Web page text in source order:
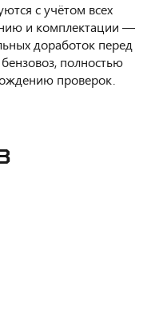
с учётом всех
и комплектации —
доработок перед
полностью
проверок.